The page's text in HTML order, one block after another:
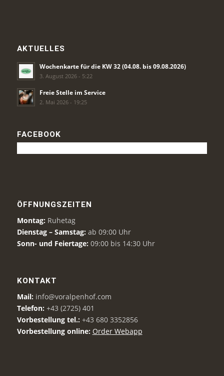
AKTUELLES
Wochenkarte für die KW 32 (04.08. bis 09.08.2026)
3. August 2026 - 5:22
Freie Stelle im Service
2. Mai 2026 - 19:25
FACEBOOK
ÖFFNUNGSZEITEN
Montag: Ruhetag
Dienstag – Samstag: ab 09:00 Uhr
Sonn- und Feiertage: 09:00 bis 14:30 Uhr
KONTAKT
Mail: info@voralpenhof.com
Telefon: +43 (2725) 401
Vorbestellung tel.: +43 680 3352856
Vorbestellung online: Order Webapp